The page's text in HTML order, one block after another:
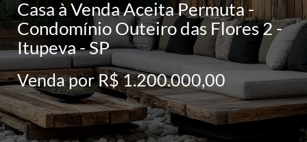
Casa à Venda Aceita Permuta -
Condomínio Outeiro das Flores 2 -
Itupeva - SP
Venda por R$ 1.200.000,00